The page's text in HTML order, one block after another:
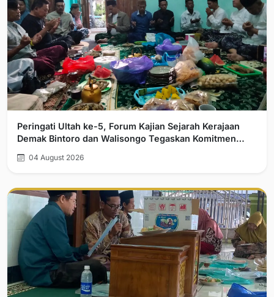
Peringati Ultah ke-5, Forum Kajian Sejarah Kerajaan
Demak Bintoro dan Walisongo Tegaskan Komitmen
04 August 2026